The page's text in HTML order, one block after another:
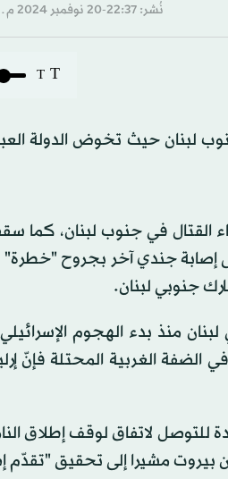
نُشر: 22:37-20 نوفمبر 2024 م ـ 19 جمادي الأول 1446 هـ
T
T
لبنان حيث تخوض الدولة
(70 عاما) من عوفرا، سقط أثناء القتال في جنوب
إصابة جندي آخر بجروح
جنوبي لبنان.
في لبنان منذ بدء الهجوم
الغربية المحتلة فإنّ
لاتفاق لوقف إطلاق
من بيروت مشيرا إلى تحقيق